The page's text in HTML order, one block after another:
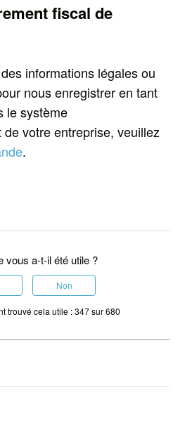
fiscal de
informations légales ou
nous enregistrer en tant
le système
votre entreprise, veuillez
.
vous a-t-il été utile ?
Non
trouvé cela utile : 347 sur 680